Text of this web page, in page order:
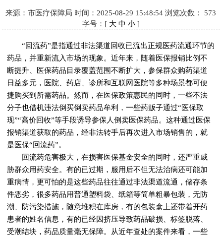
来源：市医疗保障局 时间：2025-08-29 15:48:54 浏览次数： 573
字号：[ 大 中 小]
“回流药”是指通过非法渠道回收已流出正规医药流通环节的
药品，并重新流入市场的现象。近年来，随着医保报销比例不
断提升、医保药品目录覆盖范围不断扩大，参保群众购药渠道
日益多元，医院、药店、诊所和互联网医院等多种场景都可便
捷购买到所需药品。然而，在医保政策惠民的同时，一些不法
分子也借机违法倒买倒卖药品牟利，一些药贩子通过“医保取
现”“高价回收”等手段诱导参保人倒卖医保药品。这种通过医保
报销渠道获取的药品，经非法转手后再次进入市场销售的，就
是医保“回流药”。
回流药危害极大，在损害医保基金安全的同时，还严重威
胁群众用药安全。有的已过期，服用后不但无法治病还可能加
重病情，更可怕的是这些药品往往通过非法渠道流通，储存条
件恶劣，很多药品用普通塑料袋、纸箱等简单粗暴包装，无防
潮、防污染措施，随意堆积在库房，有的包装盒上还带着开药
患者的姓名信息，有的已经因挤压导致药品破损、标签脱落、
受潮结块，药品质量毫无保障。从近年查处的案件来看，一些